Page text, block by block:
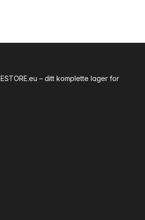
– ditt komplette lager for